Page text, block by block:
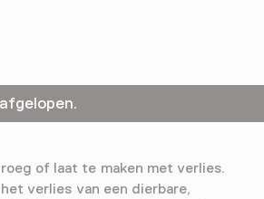
of laat te maken met verlies.
verlies van een dierbare,